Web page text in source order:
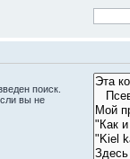
поиск.
вы не